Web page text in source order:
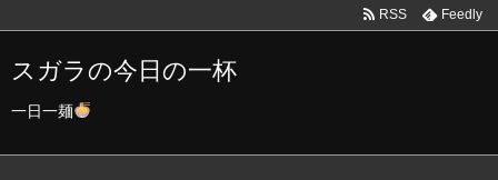
スガラの今日の一杯
一日一麺
RSS Feedly